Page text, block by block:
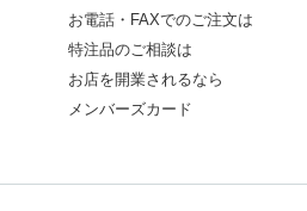
お電話・FAXでのご注文は
特注品のご相談は
お店を開業されるなら
メンバーズカード